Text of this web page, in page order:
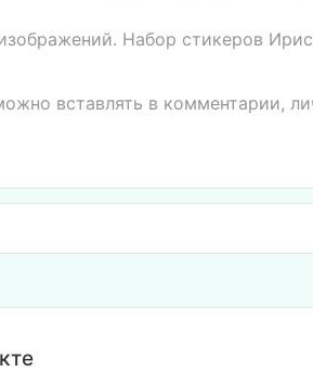
Набор стикеров
вставлять в комментарии,